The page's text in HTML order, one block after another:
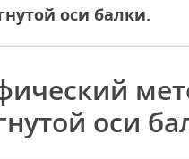
оси балки.
оси